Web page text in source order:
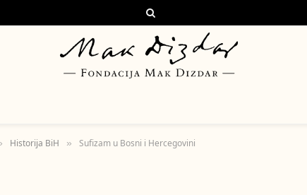
Historija BiH » Sufizam u Bosni i Hercegovini